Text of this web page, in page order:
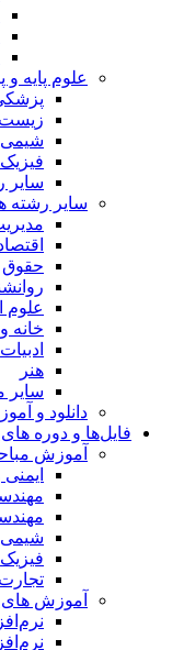
علوم پایه و
پزشکی
زیست
شیمی
فیزیک و
سایر
سایر رشته ها
مدیریت و
اقتصاد
حقوق
علوم
خانه و
ادبیات
هنر
سایر
دانلود و آموزش
فایل‌ها و دوره های
آموزش مباحث
ایمنی و HSE
مهندسی
مهندسی
شیمی
فیزیک
تجارت
آموزش های نرم